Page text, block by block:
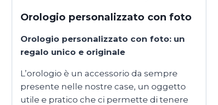
Orologio personalizzato con foto
Orologio personalizzato con foto: un
regalo unico e originale
L’orologio è un accessorio da sempre
presente nelle nostre case, un oggetto
utile e pratico che ci permette di tenere